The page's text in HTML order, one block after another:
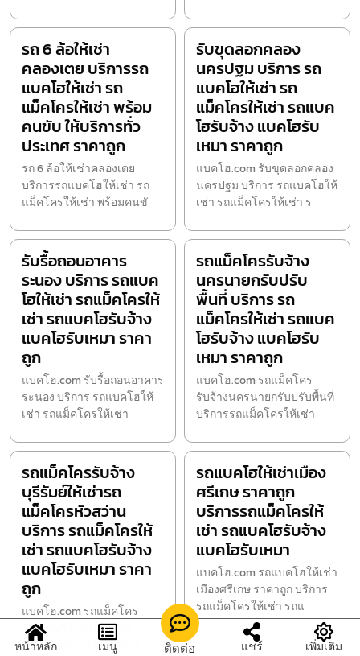
รถ 6 ล้อให้เช่า
คลองเตย บริการรถ
แบคโฮให้เช่า รถ
แม็คโครให้เช่า พร้อม
คนขับ ให้บริการทั่ว
ประเทศ ราคาถูก
รถ 6 ล้อให้เช่าคลองเตย
บริการรถแบคโฮให้เช่า รถ
แม็คโครให้เช่า พร้อมคนขั
รับขุดลอกคลอง
นครปฐม บริการ รถ
แบคโฮให้เช่า รถ
แม็คโครให้เช่า รถแบค
โฮรับจ้าง แบคโฮรับ
เหมา ราคาถูก
แบคโฮ.com รับขุดลอกคลอง
นครปฐม บริการ รถแบคโฮให้
เช่า รถแม็คโครให้เช่า ร
รับรื้อถอนอาคาร
ระนอง บริการ รถแบค
โฮให้เช่า รถแม็คโครให้
เช่า รถแบคโฮรับจ้าง
แบคโฮรับเหมา ราคา
ถูก
แบคโฮ.com รับรื้อถอนอาคาร
ระนอง บริการ รถแบคโฮให้
เช่า รถแม็คโครให้เช่า
รถแม็คโครรับจ้าง
นครนายกรับปรับ
พื้นที่ บริการ รถ
แม็คโครให้เช่า รถแบค
โฮรับจ้าง แบคโฮรับ
เหมา ราคาถูก
แบคโฮ.com รถแม็คโคร
รับจ้างนครนายกรับปรับพื้นที่
บริการรถแม็คโครให้เช่า
รถแม็คโครรับจ้าง
บุรีรัมย์ให้เช่ารถ
แม็คโครหัวสว่าน
บริการ รถแม็คโครให้
เช่า รถแบคโฮรับจ้าง
แบคโฮรับเหมา ราคา
ถูก
แบคโฮ.com รถแม็คโคร
รับจ้างบุรีรัมย์ให้เช่ารถ
แม็คโครหัวสว่าน บริการ
รถแบคโฮให้เช่าเมือง
ศรีเกษ ราคาถูก
บริการรถแม็คโครให้
เช่า รถแบคโฮรับจ้าง
แบคโฮรับเหมา
แบคโฮ.com รถแบคโฮให้เช่า
เมืองศรีเกษ ราคาถูก บริการ
รถแม็คโครให้เช่า รถแ
หน้าหลัก เมนู ติดต่อ แชร์ เพิ่มเติม